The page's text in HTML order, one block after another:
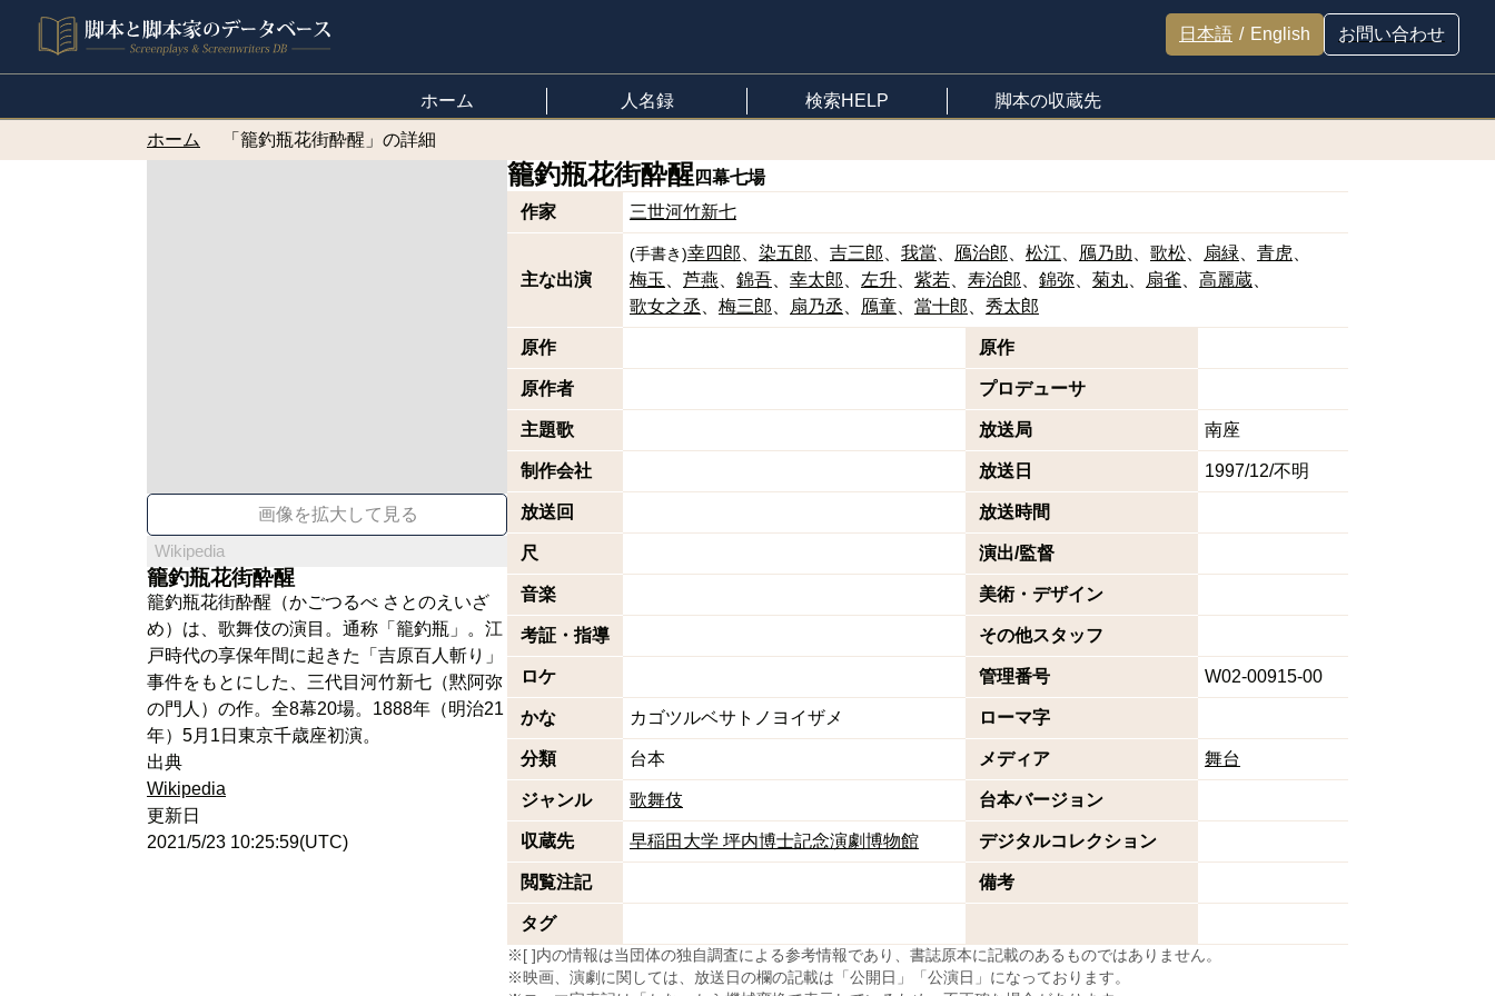
日本語 / English お問い合わせ
ホーム 人名録 検索HELP 脚本の収蔵先
ホーム 「籠釣瓶花街酔醒」の詳細
画像を拡大して見る
Wikipedia
籠釣瓶花街酔醒
籠釣瓶花街酔醒（かごつるべ さとのえいざ
め）は、歌舞伎の演目。通称「籠釣瓶」。江
戸時代の享保年間に起きた「吉原百人斬り」
事件をもとにした、三代目河竹新七（黙阿弥
の門人）の作。全8幕20場。1888年（明治21
年）5月1日東京千歳座初演。
出典
Wikipedia
更新日
2021/5/23 10:25:59(UTC)
籠釣瓶花街酔醒四幕七場
作家
三世河竹新七
主な出演
(手書き )幸四郎 染五郎 吉三郎 我當 鴈治郎 松江 鴈乃助 歌松 扇緑
青虎
梅玉
芦燕 錦吾 幸太郎 左升 紫若 寿治郎 錦弥 菊丸 扇雀
高麗蔵
歌女之丞
梅三郎 扇乃丞 鴈童 當十郎 秀太郎
原作 原作
原作者 プロデューサ
主題歌 放送局 南座
制作会社 放送日 1997/12/不明
放送回 放送時間
尺 演出/監督
音楽 美術・デザイン
考証・指導 その他スタッフ
ロケ 管理番号 W02-00915‐00
かな カゴツルベサトノヨイザメ ローマ字
分類 台本 メディア 舞台
ジャンル 歌舞伎 台本バージョン
収蔵先 早稲田大学 坪内博士記念演劇博物館 デジタルコレクション
閲覧注記 備考
タグ
※[ ]内の情報は当団体の独自調査による参考情報であり、書誌原本に記載のあるものではありません。
※映画、演劇に関しては、放送日の欄の記載は「公開日」「公演日」になっております。